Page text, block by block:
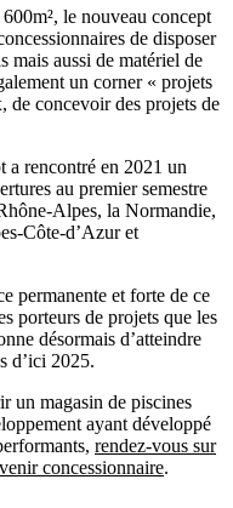
le nouveau concept
de disposer
mais aussi de matériel de
un corner « projets
de concevoir des projets de
a rencontré en 2021 un
au premier semestre
Alpes, la Normandie,
Côte-d’Azur et
permanente et forte de ce
porteurs de projets que les
désormais d’atteindre
d’ici 2025.
un magasin de piscines
ayant développé
rendez-vous sur
concessionnaire.